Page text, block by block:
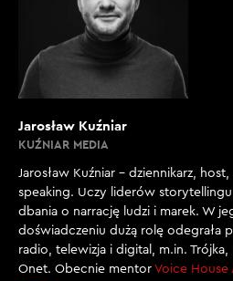
Jarosław Kuźniar
KUŹNIAR MEDIA
Jarosław Kuźniar – dziennikarz,
speaking. Uczy liderów
dbania o narrację ludzi i marek. W
doświadczeniu dużą rolę odegrała
radio, telewizja i digital, m.in. Trójka,
Onet. Obecnie mentor Voice House